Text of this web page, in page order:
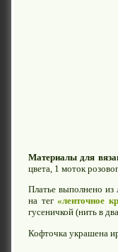
Материалы для
цвета, 1 моток
Платье выполнено
на тег«ленточное
гусеничкой (нить в
Кофточка украшена